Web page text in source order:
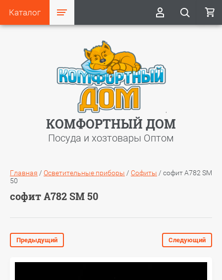
Каталог
КОМФОРТНЫЙ ДОМ
Посуда и хозтовары Оптом
Главная / Осветительные приборы / Софиты / софит A782 SM
50
софит A782 SM 50
Предыдущий Следующий